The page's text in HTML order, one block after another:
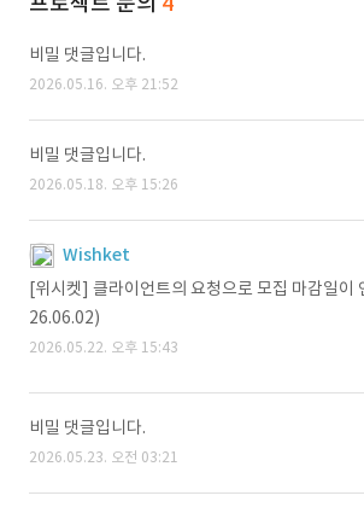
비밀 댓글입니다.
2026.05.16. 오후 21:52
비밀 댓글입니다.
2026.05.18. 오후 15:26
Wishket
[위시켓] 클라이언트의 요청으로 모집 마감일이
26.06.02)
2026.05.22. 오후 15:43
비밀 댓글입니다.
2026.05.23. 오전 03:21